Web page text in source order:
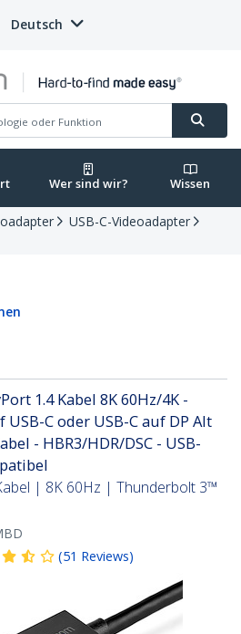
Deutsch
Wer sind wir? Wissen
USB-C-Videoadapter
1.4 Kabel 8K 60Hz/4K -
C oder USB-C auf DP Alt
- HBR3/HDR/DSC - USB-
| 8K 60Hz | Thunderbolt 3™
(51 Reviews)